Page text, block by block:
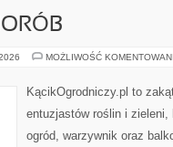
MOŻLIWOŚĆ
KącikOgrodniczy.pl to
entuzjastów roślin i
ogród, warzywnik oraz